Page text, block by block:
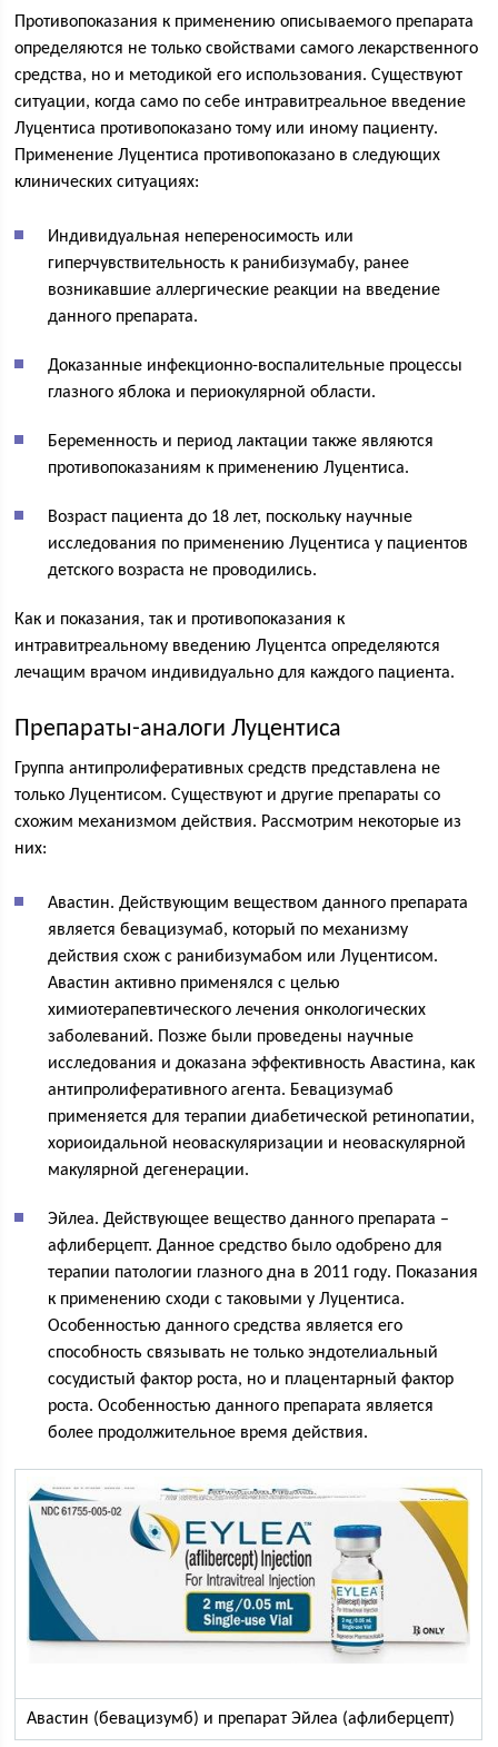
Противопоказания к применению описываемого препарата
определяются не только свойствами самого лекарственного
средства, но и методикой его использования. Существуют
ситуации, когда само по себе интравитреальное введение
Луцентиса противопоказано тому или иному пациенту.
Применение Луцентиса противопоказано в следующих
клинических ситуациях:
Индивидуальная непереносимость или
гиперчувствительность к ранибизумабу, ранее
возникавшие аллергические реакции на введение
данного препарата.
Доказанные инфекционно-воспалительные процессы
глазного яблока и периокулярной области.
Беременность и период лактации также являются
противопоказаниям к применению Луцентиса.
Возраст пациента до 18 лет, поскольку научные
исследования по применению Луцентиса у пациентов
детского возраста не проводились.
Как и показания, так и противопоказания к
интравитреальному введению Луцентса определяются
лечащим врачом индивидуально для каждого пациента.
Препараты-аналоги Луцентиса
Группа антипролиферативных средств представлена не
только Луцентисом. Существуют и другие препараты со
схожим механизмом действия. Рассмотрим некоторые из
них:
Авастин. Действующим веществом данного препарата
является бевацизумаб, который по механизму
действия схож с ранибизумабом или Луцентисом.
Авастин активно применялся с целью
химиотерапевтического лечения онкологических
заболеваний. Позже были проведены научные
исследования и доказана эффективность Авастина, как
антипролиферативного агента. Бевацизумаб
применяется для терапии диабетической ретинопатии,
хориоидальной неоваскуляризации и неоваскулярной
макулярной дегенерации.
Эйлеа. Действующее вещество данного препарата –
афлиберцепт. Данное средство было одобрено для
терапии патологии глазного дна в 2011 году. Показания
к применению сходи с таковыми у Луцентиса.
Особенностью данного средства является его
способность связывать не только эндотелиальный
сосудистый фактор роста, но и плацентарный фактор
роста. Особенностью данного препарата является
более продолжительное время действия.
Авастин (бевацизумб) и препарат Эйлеа (афлиберцепт)